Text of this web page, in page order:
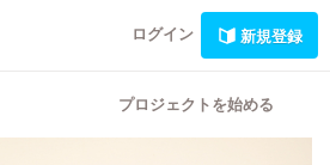
ログイン 新規登録
プロジェクトを始める